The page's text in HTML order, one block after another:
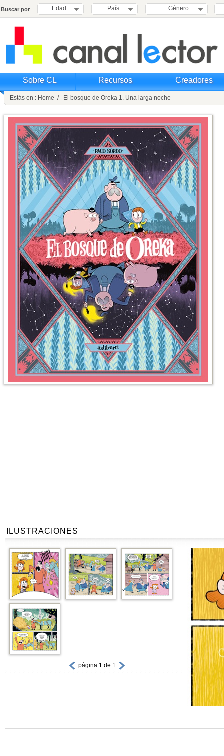
Buscar por Edad País Género
Sobre CL Recursos Creadores
Estás en : Home / El bosque de Oreka 1. Una larga noche
ILUSTRACIONES
página 1 de 1